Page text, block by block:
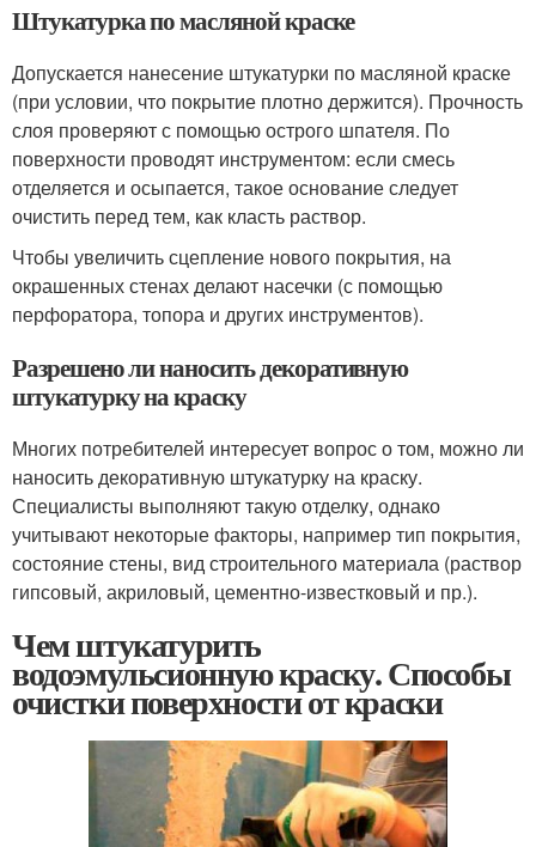
Штукатурка по масляной краске
Допускается нанесение штукатурки по масляной краске
(при условии, что покрытие плотно держится). Прочность
слоя проверяют с помощью острого шпателя. По
поверхности проводят инструментом: если смесь
отделяется и осыпается, такое основание следует
очистить перед тем, как класть раствор.
Чтобы увеличить сцепление нового покрытия, на
окрашенных стенах делают насечки (с помощью
перфоратора, топора и других инструментов).
Разрешено ли наносить декоративную
штукатурку на краску
Многих потребителей интересует вопрос о том, можно ли
наносить декоративную штукатурку на краску.
Специалисты выполняют такую отделку, однако
учитывают некоторые факторы, например тип покрытия,
состояние стены, вид строительного материала (раствор
гипсовый, акриловый, цементно-известковый и пр.).
Чем штукатурить
водоэмульсионную краску. Способы
очистки поверхности от краски